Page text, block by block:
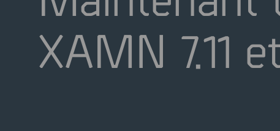
XAMN 7.11